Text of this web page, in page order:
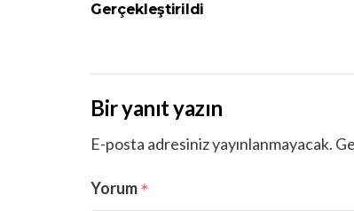
Gerçekleştirildi
Bir yanıt yazın
E-posta adresiniz yayınlanmayacak.
Yorum *